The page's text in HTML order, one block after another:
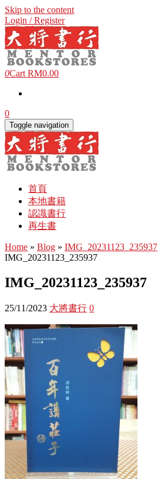
Skip to the content
Login / Register
0Cart RM0.00
0
Toggle navigation
首頁
本地書籍
認識書行
再生書
Home » Blog » IMG_20231123_235937
IMG_20231123_235937
IMG_20231123_235937
25/11/2023 大將書行 0